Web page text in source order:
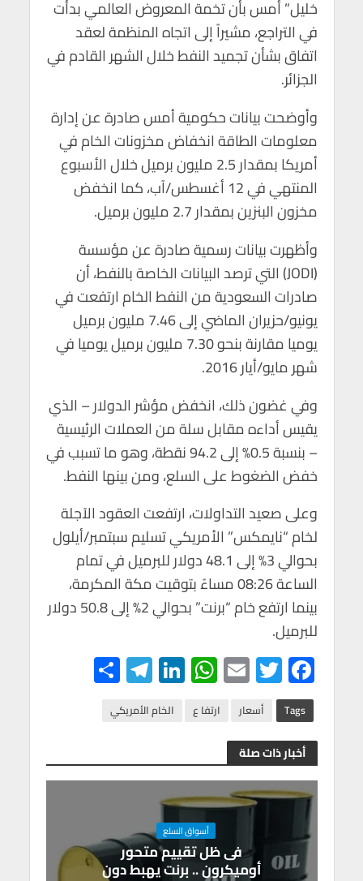
خليل” أمس بأن تخمة المعروض العالمي بدأت
في التراجع، مشيراً إلى اتجاه المنظمة لعقد
اتفاق بشأن تجميد النفط خلال الشهر القادم في
الجزائر.
وأوضحت بيانات حكومية أمس صادرة عن إدارة
معلومات الطاقة انخفاض مخزونات الخام في
أمريكا بمقدار 2.5 مليون برميل خلال الأسبوع
المنتهي في 12 أغسطس/آب، كما انخفض
مخزون البنزين بمقدار 2.7 مليون برميل.
وأظهرت بيانات رسمية صادرة عن مؤسسة
(JODI) التي ترصد البيانات الخاصة بالنفط، أن
صادرات السعودية من النفط الخام ارتفعت في
يونيو/حزيران الماضي إلى 7.46 مليون برميل
يوميا مقارنة بنحو 7.30 مليون برميل يوميا في
شهر مايو/أيار 2016.
وفي غضون ذلك، انخفض مؤشر الدولار – الذي
يقيس أداءه مقابل سلة من العملات الرئيسية
– بنسبة 0.5% إلى 94.2 نقطة، وهو ما تسبب في
خفض الضغوط على السلع، ومن بينها النفط.
وعلى صعيد التداولات، ارتفعت العقود الآجلة
لخام “نايمكس” الأمريكي تسليم سبتمبر/أيلول
بحوالي 3% إلى 48.1 دولار للبرميل في تمام
الساعة 08:26 مساءً بتوقيت مكة المكرمة،
بينما ارتفع خام “برنت” بحوالي 2% إلى 50.8 دولار
للبرميل.
F
ac
e
b
o
o
T
wi
tt
er
E
m
ail
W
h
at
A
p
p
Li
n
ke
n
Te
le
gr
m
Tags أسعار ارتفا ع الخام الأمريكي
أخبار ذات صلة
أسواق السلع
فى ظل تقييم متحور
أوميكرون .. برنت يهبط دون